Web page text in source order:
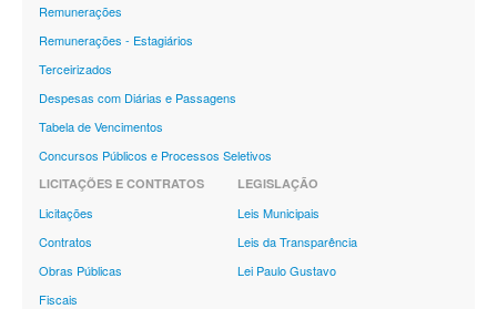
Remunerações
Remunerações - Estagiários
Terceirizados
Despesas com Diárias e Passagens
Tabela de Vencimentos
Concursos Públicos e Processos Seletivos
LICITAÇÕES E CONTRATOS
Licitações
Contratos
Obras Públicas
Fiscais
LEGISLAÇÃO
Leis Municipais
Leis da Transparência
Lei Paulo Gustavo